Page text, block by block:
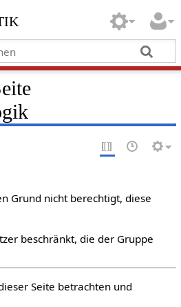
Grund nicht berechtigt, diese
beschränkt, die der Gruppe
Seite betrachten und